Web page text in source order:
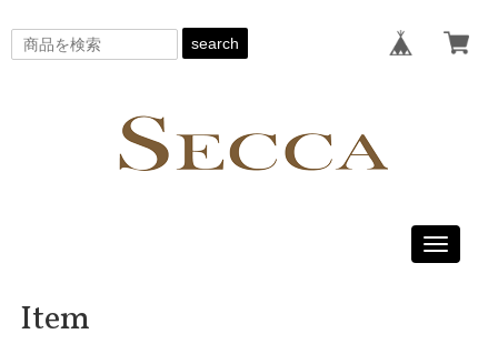
search
Toggle
Item